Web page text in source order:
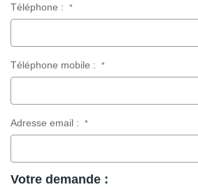
Téléphone : *
Téléphone mobile : *
Adresse email : *
Votre demande :